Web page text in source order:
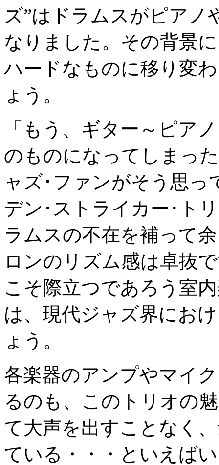
ズ”はドラムスがピアノ
なりました。その背景
ハードなものに移り変
ょう。
「もう、ギター～ピア
のものになってしまっ
ャズ･ファンがそう思
デン･ストライカー･ト
ラムスの不在を補って
ロンのリズム感は卓抜
こそ際立つであろう室
は、現代ジャズ界にお
ょう。
各楽器のアンプやマイ
るのも、このトリオの
て大声を出すことなく
ている・・・といえば